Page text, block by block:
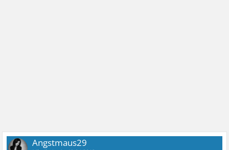
Angstmaus29